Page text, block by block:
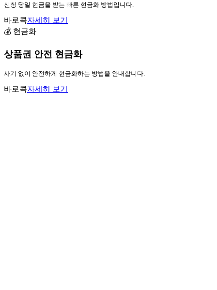
신청 당일 현금을 받는 빠른 현금화 방법입니다.
바로콕자세히 보기
💰 현금화
상품권 안전 현금화
사기 없이 안전하게 현금화하는 방법을 안내합니다.
바로콕자세히 보기